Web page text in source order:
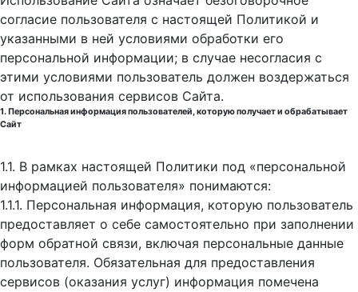
согласие пользователя с настоящей Политикой и
указанными в ней условиями обработки его
персональной информации; в случае несогласия с
этими условиями пользователь должен воздержаться
от использования сервисов Сайта.
1. Персональная информация пользователей, которую получает и обрабатывает
Сайт
1.1. В рамках настоящей Политики под «персональной
информацией пользователя» понимаются:
1.1.1. Персональная информация, которую пользователь
предоставляет о себе самостоятельно при заполнении
форм обратной связи, включая персональные данные
пользователя. Обязательная для предоставления
сервисов (оказания услуг) информация помечена